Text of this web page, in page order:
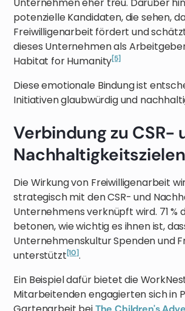
potenzielle Kandidaten, die sehen,
Freiwilligenarbeit fördert und
dieses Unternehmen als
Habitat for Humanity[5]
Diese emotionale Bindung ist
Initiativen glaubwürdig und
Verbindung zu CSR-
Nachhaltigkeitszielen
Die Wirkung von Freiwilligenarbeit
strategisch mit den CSR- und
Unternehmens verknüpft wird. 71
betonen, wie wichtig es ihnen ist,
Unternehmenskultur Spenden und
unterstützt[10].
Ein Beispiel dafür bietet die
Mitarbeitenden engagierten sich in